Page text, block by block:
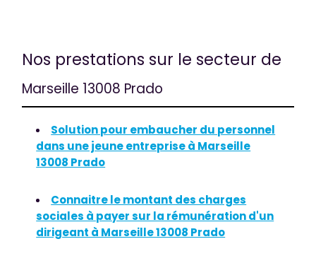
Nos prestations sur le secteur de
Marseille 13008 Prado
Solution pour embaucher du personnel
dans une jeune entreprise à Marseille
13008 Prado
Connaitre le montant des charges
sociales à payer sur la rémunération d'un
dirigeant à Marseille 13008 Prado